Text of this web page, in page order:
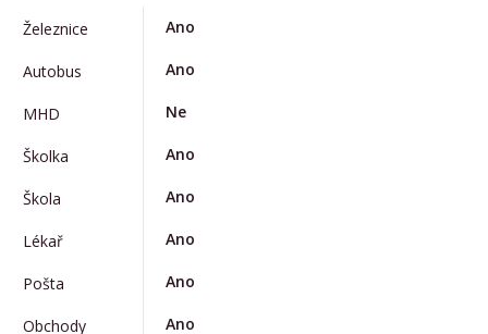
Železnice Ano
Autobus Ano
MHD Ne
Školka Ano
Škola Ano
Lékař Ano
Pošta Ano
Obchody Ano